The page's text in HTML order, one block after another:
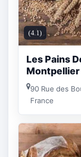
(4.1)
Les Pains
Montpellier
90 Rue des
France